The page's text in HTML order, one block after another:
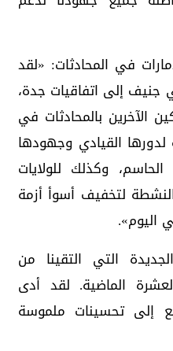
في المحادثات: «لقد
إلى اتفاقيات جدة،
الآخرين بالمحادثات في
لدورها القيادي وجهودها
وكذلك للولايات
لتخفيف أسوأ أزمة
اليوم».
التي التقينا من
الماضية. لقد أدى
إلى تحسينات ملموسة